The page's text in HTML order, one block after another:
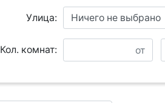
Улица: Ничего не выбрано
Кол. комнат: